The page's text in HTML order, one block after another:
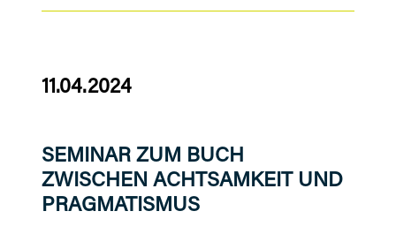
11.04.2024
SEMINAR ZUM BUCH
ZWISCHEN ACHTSAMKEIT UND
PRAGMATISMUS